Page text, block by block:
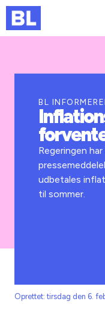
Kurser og
Jobportalen
BL
Regeringen
udbetales
til sommer.
Oprettet: tirsdag den 6.